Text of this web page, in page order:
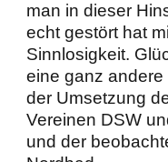
man in dieser
echt gestört hat
Sinnlosigkeit.
eine ganz
der Umsetzung
Vereinen DSW
und der